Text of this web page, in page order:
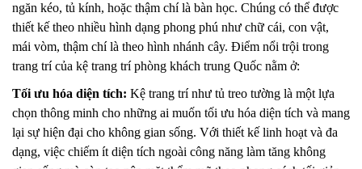
ngăn kéo, tủ kính, hoặc thậm chí là bàn học. Chúng có thể được
thiết kế theo nhiều hình dạng phong phú như chữ cái, con vật,
mái vòm, thậm chí là theo hình nhánh cây. Điểm nổi trội trong
trang trí của kệ trang trí phòng khách trung Quốc nằm ở:
Tối ưu hóa diện tích: Kệ trang trí như tủ treo tường là một lựa
chọn thông minh cho những ai muốn tối ưu hóa diện tích và mang
lại sự hiện đại cho không gian sống. Với thiết kế linh hoạt và đa
dạng, việc chiếm ít diện tích ngoài công năng làm tăng không